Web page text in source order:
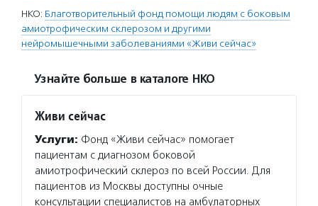
НКО: Благотворительный фонд помощи людям с боковым
амиотрофическим склерозом и другими
нейромышечными заболеваниями «Живи сейчас»
Узнайте больше в каталоге НКО
Живи сейчас
Услуги: Фонд «Живи сейчас» помогает
пациентам с диагнозом боковой
амиотрофический склероз по всей России. Для
пациентов из Москвы доступны очные
консультации специалистов на амбулаторных